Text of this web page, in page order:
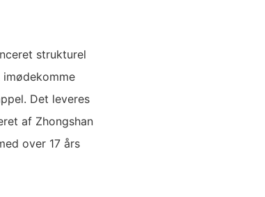
strukturel
Det leveres
af Zhongshan
over 17 års